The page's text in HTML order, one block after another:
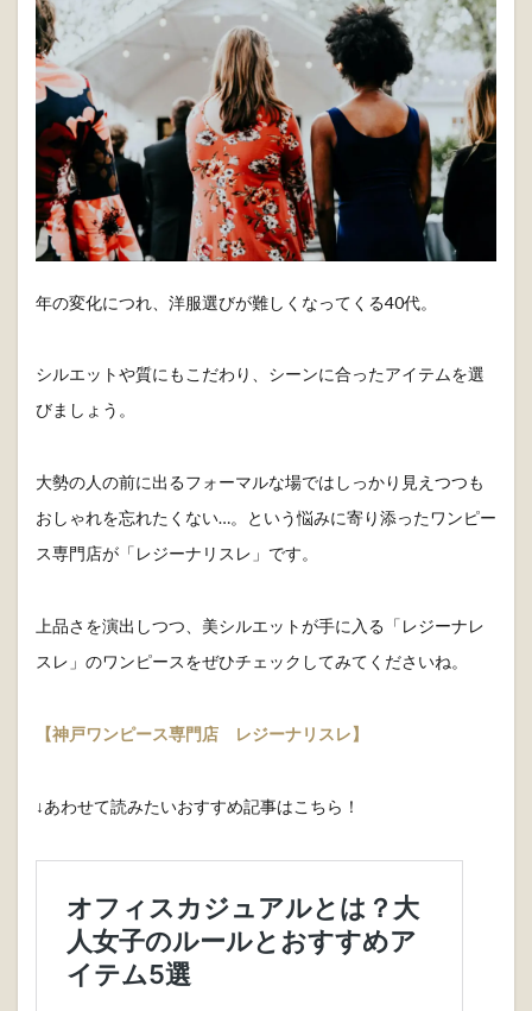
カジュアルに着こなしたい時にもおすすめな「キレイ ワンピ
キャサリン」
。4色展開のワンピースのなかからあなたのお気
に入りカラーを見つけてみてくださいね。
商品詳細は こちら
まとめ
びましょう。
おしゃれを忘れたくない…。という悩みに寄り添ったワンピー
ス専門店が「レジーナリスレ」です。